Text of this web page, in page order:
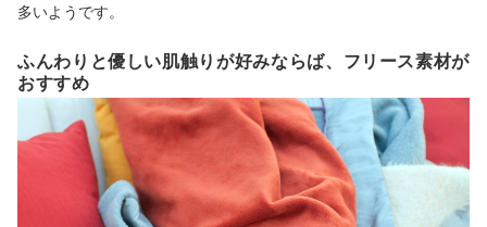
多いようです。
ふんわりと優しい肌触りが好みならば、フリース素材が
おすすめ